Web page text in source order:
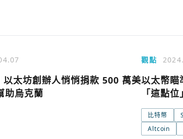
以太坊創辦人悄悄捐款 500 萬美
助烏克蘭
觀點
以太幣瞄
「這點
比特幣
Altcoin
使用以下帳號繼
您已閒置5分鐘，請點擊關閉按鈕或空白處，即可回